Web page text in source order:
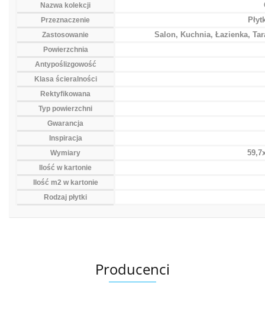
Nazwa kolekcji
Przeznaczenie
Zastosowanie Salon, Kuchnia, Łazienka,
Powierzchnia
Antypoślizgowość
Klasa ścieralności
Rektyfikowana
Typ powierzchni
Gwarancja
Inspiracja
Wymiary
Ilość w kartonie
Ilość m2 w kartonie
Rodzaj płytki
Producenci